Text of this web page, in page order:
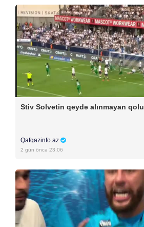
Stiv Solvetin qeydə alınmayan qolu
Qafqazinfo.az
2 gün öncə 23:06